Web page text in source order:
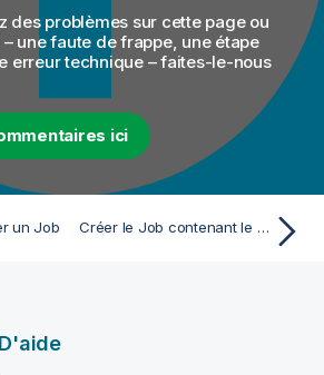
des problèmes sur cette page ou
une faute de frappe, une étape
erreur technique – faites-le-nous
ici
un Job Créer le Job contenant le schéma du tHMap